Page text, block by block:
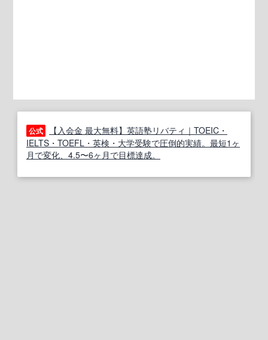
公式
【入会金 最大無料】英語塾リバティ｜TOEIC・
IELTS・TOEFL・英検・大学受験で圧倒的実績。最短1ヶ
月で変化、4.5〜6ヶ月で目標達成。